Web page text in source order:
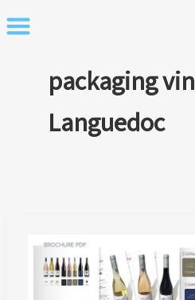
to
packaging vin
Languedoc